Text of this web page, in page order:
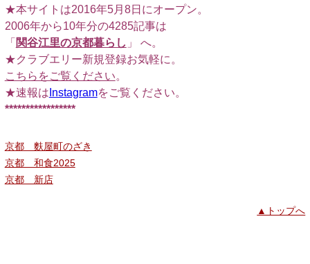
★本サイトは2016年5月8日にオープン。
2006年から10年分の4285記事は
「 関谷江里の京都暮らし 」 へ。
★クラブエリー新規登録お気軽に。
こちらをご覧ください。
★速報は Instagramをご覧ください。
*****************
京都 麩屋町のざき
京都 和食2025
京都 新店
▲トップへ